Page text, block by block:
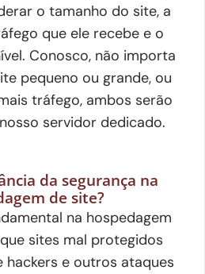
o tamanho do site, a
que ele recebe e o
Conosco, não importa
pequeno ou grande, ou
tráfego, ambos serão
servidor dedicado.
da segurança na
de site?
na hospedagem
sites mal protegidos
hackers e outros ataques